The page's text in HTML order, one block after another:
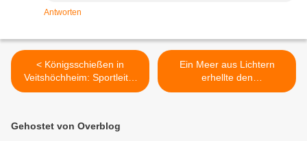
Antworten
< Königsschießen in
Veitshöchheim: Sportleiter
Marius Stach ist neuer
Ein Meer aus Lichtern
erhellte den
Veitshöchheimer Altort:
Gehostet von Overblog